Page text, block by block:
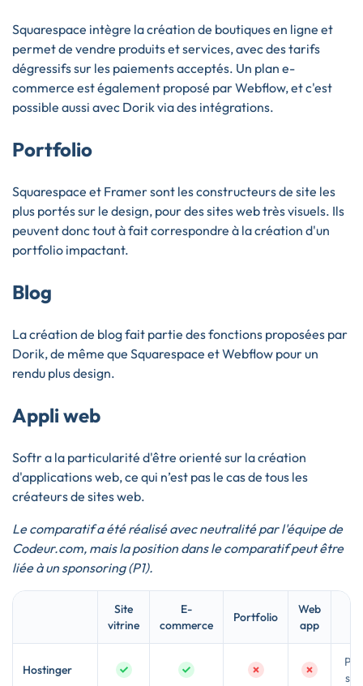
Squarespace intègre la création de boutiques en ligne et
permet de vendre produits et services, avec des tarifs
dégressifs sur les paiements acceptés. Un plan e-
commerce est également proposé par Webflow, et c'est
possible aussi avec Dorik via des intégrations.
Portfolio
Squarespace et Framer sont les constructeurs de site les
plus portés sur le design, pour des sites web très visuels. Ils
peuvent donc tout à fait correspondre à la création d'un
portfolio impactant.
Blog
La création de blog fait partie des fonctions proposées par
Dorik, de même que Squarespace et Webflow pour un
rendu plus design.
Appli web
Softr a la particularité d'être orienté sur la création
d'applications web, ce qui n’est pas le cas de tous les
créateurs de sites web.
Le comparatif a été réalisé avec neutralité par l'équipe de
Codeur.com, mais la position dans le comparatif peut être
liée à un sponsoring (P1).
Site
vitrine
E-
commerce
Portfolio
Web
app
Hostinger